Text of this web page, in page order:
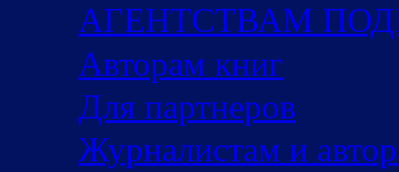
АГЕНТСТВАМ
Авторам книг
Для партнеров
Журналистам и